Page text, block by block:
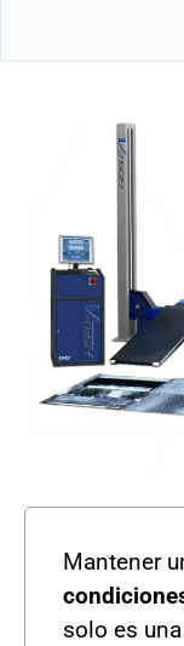
Mantener
solo es